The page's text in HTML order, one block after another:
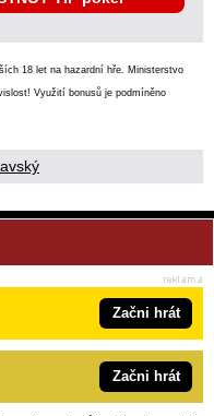
18 let na hazardní hře. Ministerstvo
Využití bonusů je podmíněno
Začni hrát
Začni hrát